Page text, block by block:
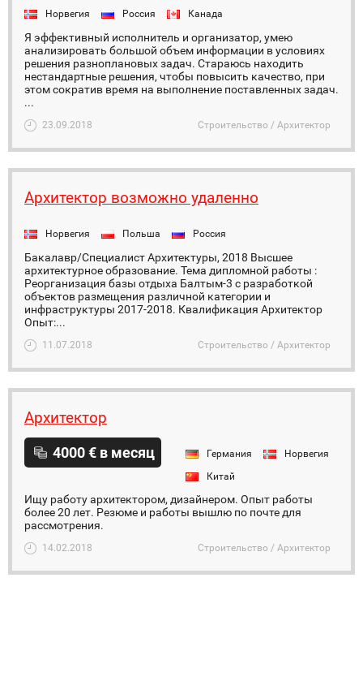
Норвегия Россия Канада
Я эффективный исполнитель и организатор, умею
анализировать большой объем информации в условиях
решения разноплановых задач. Стараюсь находить
нестандартные решения, чтобы повысить качество, при
этом сократив время на выполнение поставленных задач.
...
23.09.2018 Строительство / Архитектор
Архитектор возможно удаленно
Норвегия Польша Россия
Бакалавр/Специалист Архитектуры, 2018 Высшее
архитектурное образование. Тема дипломной работы :
Реорганизация базы отдыха Балтым-3 с разработкой
объектов размещения различной категории и
инфраструктуры 2017-2018. Квалификация Архитектор
Опыт:...
11.07.2018 Строительство / Архитектор
Архитектор
4000 € в месяц Германия
Норвегия
Китай
Ищу работу архитектором, дизайнером. Опыт работы
более 20 лет. Резюме и работы вышлю по почте для
рассмотрения.
14.02.2018 Строительство / Архитектор